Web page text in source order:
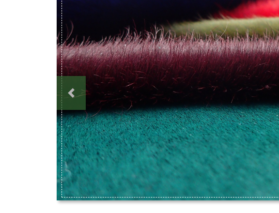
Previous